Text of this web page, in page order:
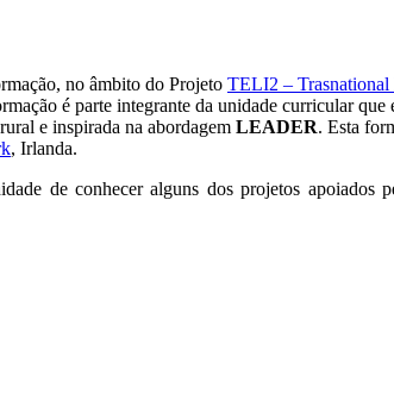
no âmbito do Projeto TELI2 – Trasnational
é parte integrante da unidade curricular que
e inspirada na abordagem LEADER. Esta
, Irlanda.
de conhecer alguns dos projetos apoiados